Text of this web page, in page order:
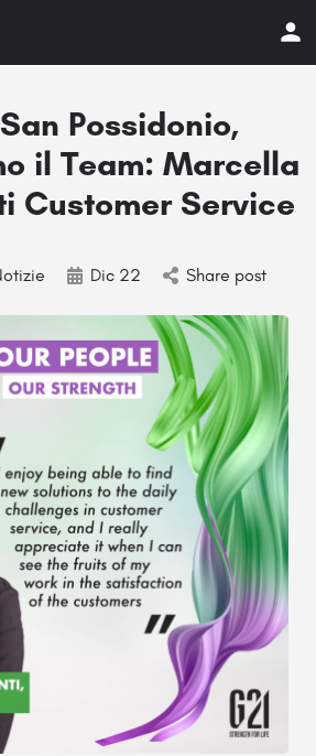
Possidonio,
il Team: Marcella
Customer Service
Dic 22 Share post